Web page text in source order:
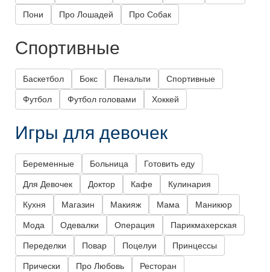
Пони Про Лошадей Про Собак
Спортивные
Баскетбол Бокс Пенальти Спортивные
Футбол Футбол головами Хоккей
Игры для девочек
Беременные Больница Готовить еду
Для Девочек Доктор Кафе Кулинария
Кухня Магазин Макияж Мама Маникюр
Мода Одевалки Операция Парикмахерская
Переделки Повар Поцелуи Принцессы
Прически Про Любовь Ресторан